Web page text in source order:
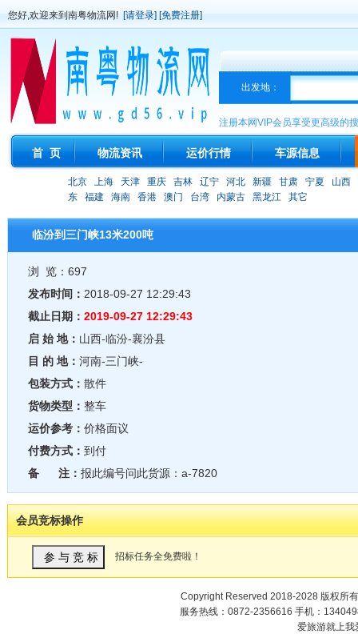
您好,欢迎来到南粤物流网! [请登录] [免费注册]
出发地：
注册本网VIP会员享受更高级的
首 页 物流资讯 运价行情 车源信息
北京 上海 天津 重庆 吉林 辽宁 河北 新疆 甘肃 宁夏
山西
东
福建 海南 香港 澳门 台湾 内蒙古 黑龙江 其它
临汾到三门峡13米200吨
浏 览：697
发布时间： 2018-09-27 12:29:43
截止日期： 2019-09-27 12:29:43
启 始 地： 山西-临汾-襄汾县
目 的 地： 河南-三门峡-
包装方式： 散件
货物类型： 整车
运价参考： 价格面议
付费方式： 到付
备 注： 报此编号问此货源：a-7820
会员竞标操作
招标任务全免费啦！
Copyright Reserved 2018-2028 版权所
服务热线：0872-2356616 手机：
爱旅游就上我